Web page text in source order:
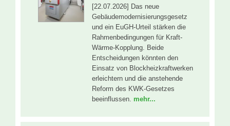
[22.07.2026] Das neue
Gebäudemodernisierungsgesetz
und ein EuGH-Urteil stärken die
Rahmenbedingungen für Kraft-
Wärme-Kopplung. Beide
Entscheidungen könnten den
Einsatz von Blockheizkraftwerken
erleichtern und die anstehende
Reform des KWK-Gesetzes
beeinflussen. mehr...